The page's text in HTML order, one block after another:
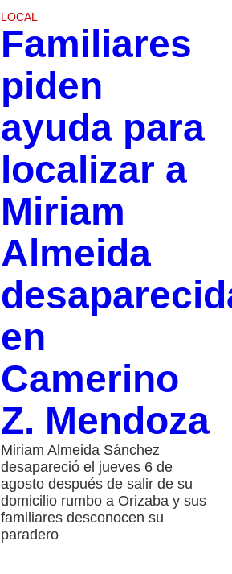
LOCAL
Familiares
piden
ayuda para
localizar a
Miriam
Almeida
en
Camerino
Z. Mendoza
Miriam Almeida Sánchez
desapareció el jueves 6 de
agosto después de salir de su
domicilio rumbo a Orizaba y sus
familiares desconocen su
paradero